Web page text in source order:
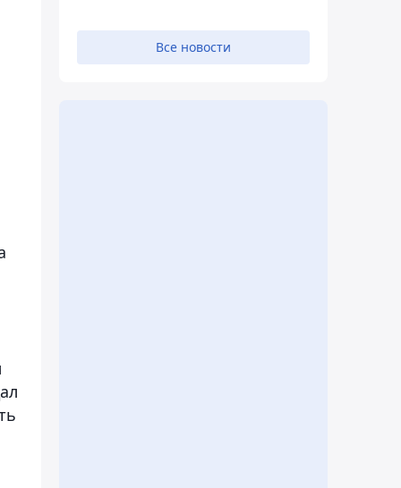
Все новости